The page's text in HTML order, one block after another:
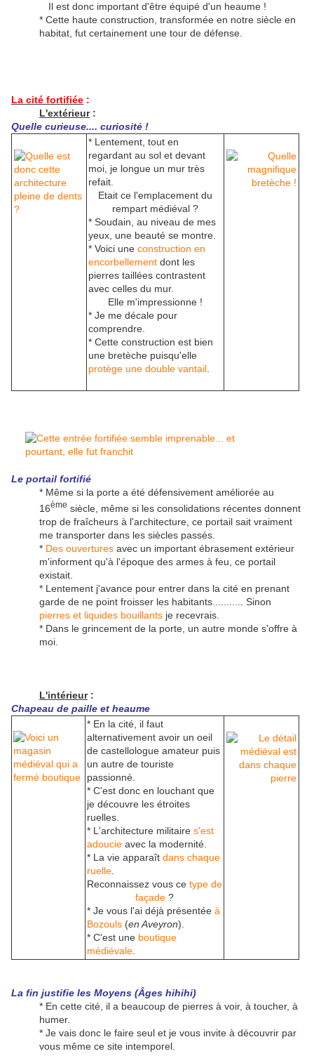
Il est donc important d'être équipé d'un heaume !
* Cette haute construction, transformée en notre siècle en
habitat, fut certainement une tour de défense.
La cité fortifiée :
L'extérieur:
Quelle curieuse.... curiosité !
* Lentement, tout en
regardant au sol et devant
moi, je longue un mur très
refait.
Etait ce l'emplacement du
rempart médiéval ?
* Soudain, au niveau de mes
yeux, une beauté se montre.
* Voici une construction en
encorbellement dont les
pierres taillées contrastent
avec celles du mur.
Elle m'impressionne !
* Je me décale pour
comprendre.
* Cette construction est bien
une bretèche puisqu'elle
protège une double vantail
Le portail fortifié
* Même si la porte a été défensivement améliorée au
16ème siècle, même si les consolidations récentes donnent
trop de fraîcheurs à l'architecture, ce portail sait vraiment
me transporter dans les siècles passés.
* Des ouvertures avec un important ébrasement extérieur
m'informent qu'à l'époque des armes à feu, ce portail
existait.
* Lentement j'avance pour entrer dans la cité en prenant
garde de ne point froisser les habitants........... Sinon
pierres et liquides bouillants je recevrais.
* Dans le grincement de la porte, un autre monde s'offre à
moi.
L'intérieur:
Chapeau de paille et heaume
* En la cité, il faut
alternativement avoir un oeil
de castellologue amateur puis
un autre de touriste
passionné.
* C'est donc en louchant que
je découvre les étroites
ruelles.
* L'architecture militaire s'est
adoucie avec la modernité.
* La vie apparaît dans chaque
ruelle
Reconnaissez vous ce type de
façade ?
* Je vous l'ai déjà présentée à
Bozouls (en Aveyron).
* C'est une boutique
médiévale
La fin justifie les Moyens (Âges hihihi)
* En cette cité, il a beaucoup de pierres à voir, à toucher, à
humer.
* Je vais donc le faire seul et je vous invite à découvrir par
vous même ce site intemporel.